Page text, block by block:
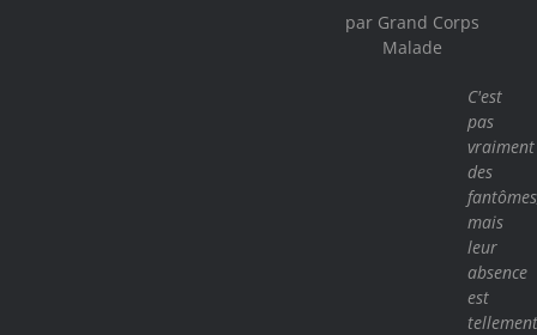
par Grand Corps
Malade
C'est
pas
vraiment
des
mais
leur
absence
est
tellement